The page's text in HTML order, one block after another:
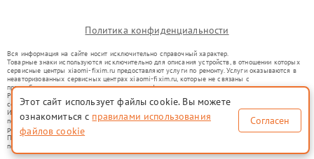
Политика конфиденциальности
Вся информация на сайте носит исключительно справочный характер.
Товарные знаки используются исключительно для описания устройств, в отношении которых
сервисные центры xiaomi-fixim.ru предоставляют услуги по ремонту. Услуги оказываются в
неавторизованных сервисных центрах xiaomi-fixim.ru, которые не связаны с
правообладателями товарных знаков или их официальными представителями.
Ремонт осуществляется для устройств, уже введенных в гражданский оборот в соответствии
со статьей 1487 ГК РФ.
Использование товарных знаков не преследует цели индивидуализации услуг или введения
потребителей в заблуждение, а служит для информирования о предоставляемых услугах по
ремонту техники указанных брендов.
Представленная на сайте информация не является публичной офертой, определяемой
положениями Статьи 437(2) Гражданского кодекса РФ
Этот сайт использует файлы cookie. Вы можете
ознакомиться с правилами использования
файлов cookie
Согласен